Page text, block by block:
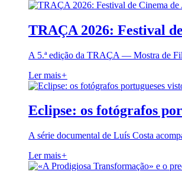
TRAÇA 2026: Festival
A 5.ª edição da TRAÇA — Mostra de
Ler mais+
Eclipse: os fotógrafos
A série documental de Luís Costa
Ler mais+